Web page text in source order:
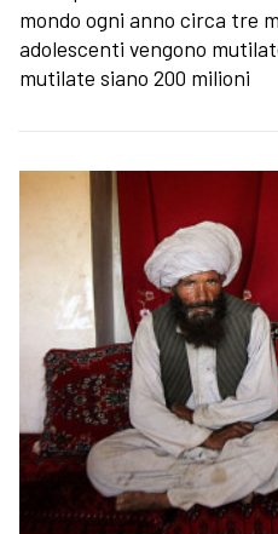
mondo ogni anno circa tre
adolescenti vengono
mutilate siano 200 milioni